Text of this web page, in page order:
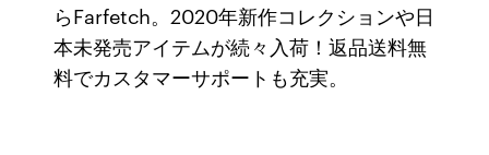
らFarfetch。2020年新作コレクションや日
本未発売アイテムが続々入荷！返品送料無
料でカスタマーサポートも充実。